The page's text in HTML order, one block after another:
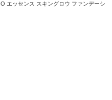
O エッセンス スキングロウ ファンデーシ